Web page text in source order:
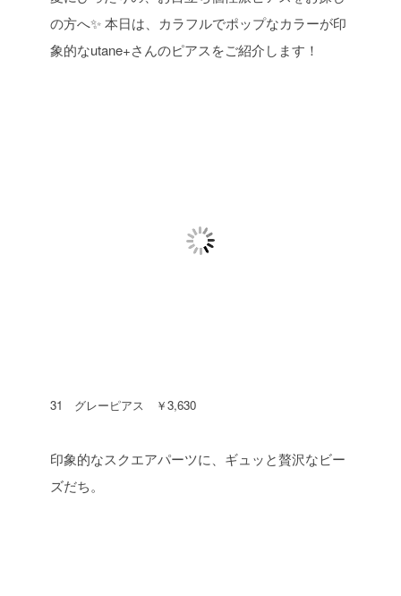
の方へ✨本日は、カラフルでポップなカラーが印
象的なutane+さんのピアスをご紹介します！
31 グレーピアス ￥3,630
印象的なスクエアパーツに、ギュッと贅沢なビー
ズだち。